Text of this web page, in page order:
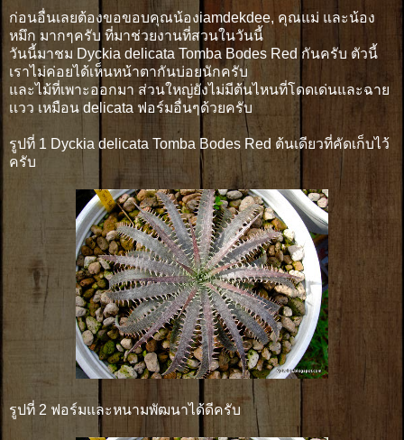
ก่อนอื่นเลยต้องขอขอบคุณน้องiamdekdee, คุณแม่ และน้อง
หมึก มากๆครับ ที่มาช่วยงานที่สวนในวันนี้
วันนี้มาชม Dyckia delicata Tomba Bodes Red กันครับ ตัวนี้
เราไม่ค่อยได้เห็นหน้าตากันบ่อยนักครับ
และไม้ที่เพาะออกมา ส่วนใหญ่ยังไม่มีต้นไหนที่โดดเด่นและฉาย
เเวว เหมือน delicata ฟอร์มอื่นๆด้วยครับ
รูปที่ 1 Dyckia delicata Tomba Bodes Red ต้นเดียวที่คัดเก็บไว้
ครับ
รูปที่ 2 ฟอร์มและหนามพัฒนาได้ดีครับ